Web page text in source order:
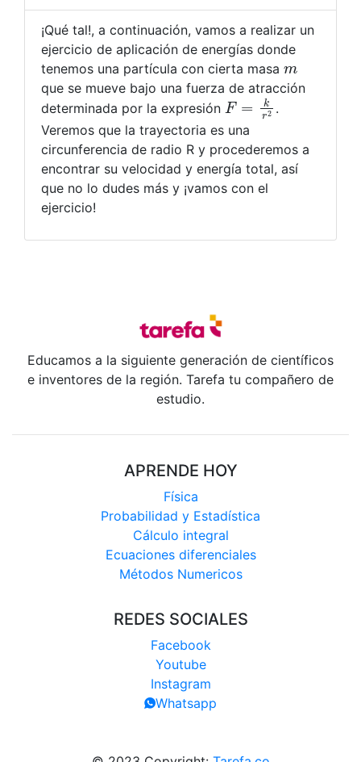
¡Qué tal!, a continuación, vamos a realizar un
ejercicio de aplicación de energías donde
tenemos una partícula con cierta masa m
que se mueve bajo una fuerza de atracción
determinada por la expresión F= kr2 .
Veremos que la trayectoria es una
circunferencia de radio R y procederemos a
encontrar su velocidad y energía total, así
que no lo dudes más y ¡vamos con el
ejercicio!
Educamos a la siguiente generación de científicos
e inventores de la región. Tarefa tu compañero de
estudio.
APRENDE HOY
Física
Probabilidad y Estadística
Cálculo integral
Ecuaciones diferenciales
Métodos Numericos
REDES SOCIALES
Facebook
Youtube
Instagram
Whatsapp